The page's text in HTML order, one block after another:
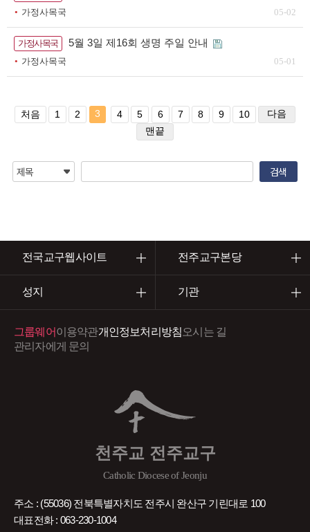
가정사목국 05-02
가정사목국 5월 3일 제16회 생명 주일 안내
가정사목국 05-01
처음 1 2 3 4 5 6 7 8 9 10
다음
맨끝
전국교구웹사이트 전주교구본당
성지 기관
천주교 전주교구
Catholic Diocese of Jeonju
그룹웨어이용약관개인정보처리방침오시는 길
관리자에게 문의
주소 : (55036) 전북특별자치도 전주시 완산구 기린대로 100
대표전화 : 063-230-1004